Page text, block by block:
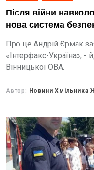
Після війни
нова система
Про це Андрій Єрмак
«Інтерфакс-Україна», -
Вінницької ОВА.
Автор: Новини Хмільника